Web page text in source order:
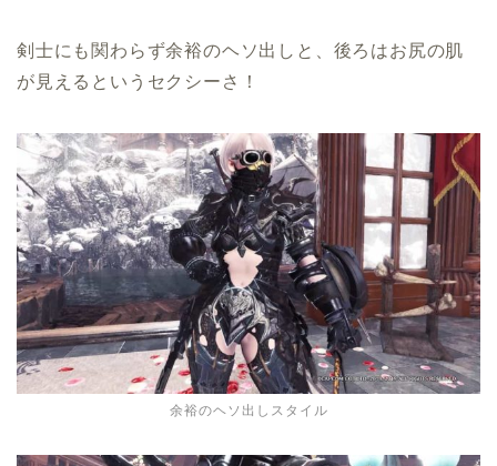
剣士にも関わらず余裕のヘソ出しと、後ろはお尻の肌
が見えるというセクシーさ！
余裕のヘソ出しスタイル